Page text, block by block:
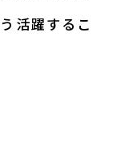
活躍するこ